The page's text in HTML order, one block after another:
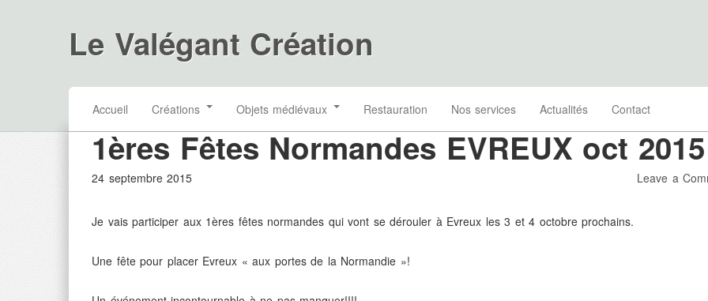
Le Valégant Création
Accueil Créations Objets médiévaux Restauration Nos services Actualités Contact
1ères Fêtes Normandes EVREUX oct 2015
24 septembre 2015 Leave a
Je vais participer aux 1ères fêtes normandes qui vont se dérouler à Evreux les 3 et 4 octobre prochains.
Une fête pour placer Evreux « aux portes de la Normandie »!